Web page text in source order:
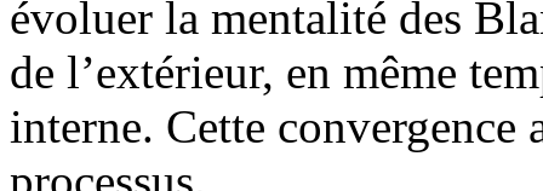
évoluer la mentalité des
de l’extérieur, en même
interne. Cette convergence
processus.